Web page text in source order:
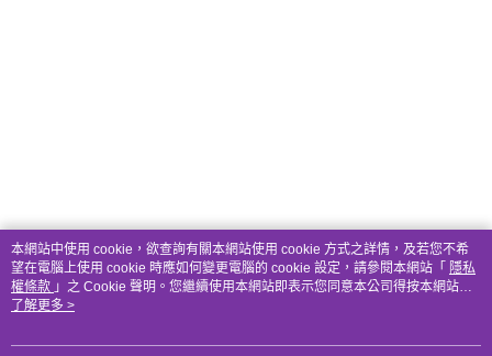
本網站中使用 cookie，欲查詢有關本網站使用 cookie 方式之詳情，及若您不希
望在電腦上使用 cookie 時應如何變更電腦的 cookie 設定，請參閱本網站「 隱私
權條款 」之 Cookie 聲明。您繼續使用本網站即表示您同意本公司得按本網站使
用條款之 Cookie 聲明使用 cookie。
了解更多 >